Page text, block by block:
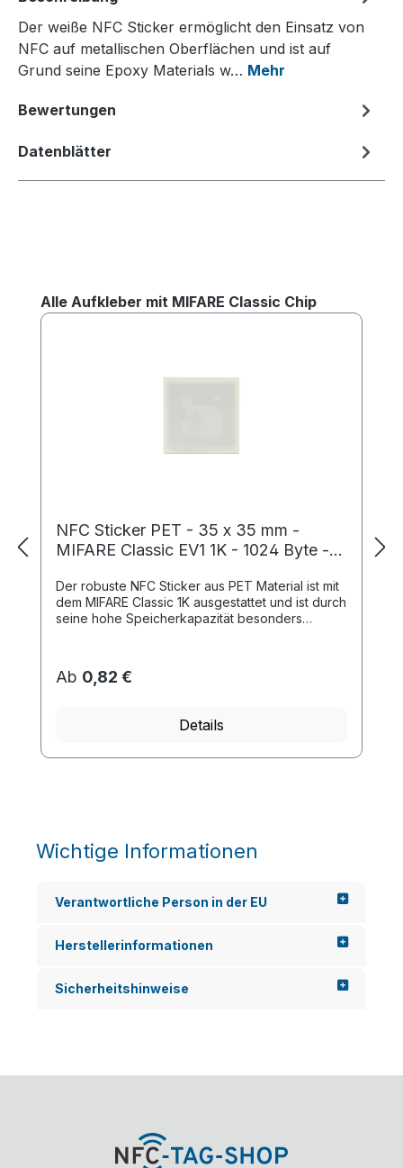
Der weiße NFC Sticker ermöglicht den Einsatz von
NFC auf metallischen Oberflächen und ist auf
Grund seine Epoxy Materials w… Mehr
Bewertungen
Datenblätter
Produktgalerie überspringen
Alle Aufkleber mit MIFARE Classic Chip
NFC Sticker PET - 35 x 35 mm -
MIFARE Classic EV1 1K - 1024 Byte -
Der robuste NFC Sticker aus PET Material ist mit
dem MIFARE Classic 1K ausgestattet und ist durch
seine hohe Speicherkapazität besonders
Ab 0,82 €
Details
Wichtige Informationen
Verantwortliche Person in der EU
Herstellerinformationen
Sicherheitshinweise